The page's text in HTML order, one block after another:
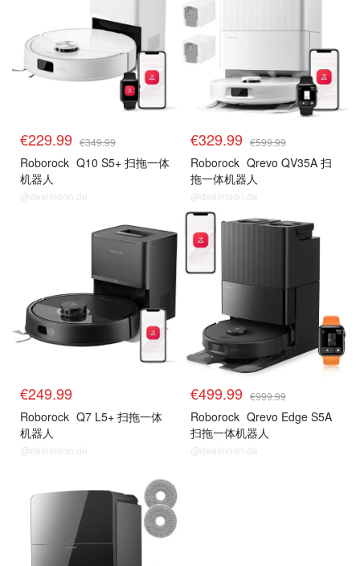
€229.99 €349.99
Roborock Q10 S5+ 扫拖一体
机器人
@dealmoon.de
€329.99 €599.99
Roborock Qrevo QV35A 扫
拖一体机器人
@dealmoon.de
€249.99
Roborock Q7 L5+ 扫拖一体
机器人
@dealmoon.de
€499.99 €999.99
Roborock Qrevo Edge S5A
扫拖一体机器人
@dealmoon.de